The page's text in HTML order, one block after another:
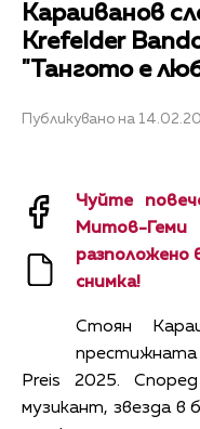
Караиванов
Krefelder
"Тангото е
Публикувано на
Чуйте
Митов-
разположено
снимка!
Стоян
престижната
Preis 2025.
музикант, звезда в